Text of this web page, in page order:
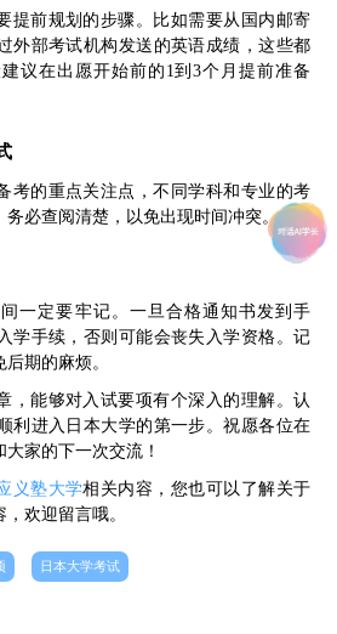
提前规划的步骤。比如需要从国内邮寄
外部考试机构发送的英语成绩，这些都
议在出愿开始前的1到3个月提前准备
考的重点关注点，不同学科和专业的考
必查阅清楚，以免出现时间冲突。
一定要牢记。一旦合格通知书发到手
学手续，否则可能会丧失入学资格。记
期的麻烦。
，能够对入试要项有个深入的理解。认
利进入日本大学的第一步。祝愿各位在
家的下一次交流！
义塾大学相关内容，您也可以了解关于
欢迎留言哦。
日本大学考试